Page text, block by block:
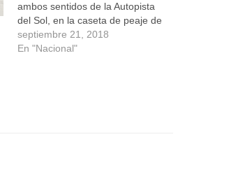
ambos sentidos de la Autopista
del Sol, en la caseta de peaje de
La Venta, en la periferia del
puerto, a las 9 de la mañana,
septiembre 21, 2018
En "Nacional"